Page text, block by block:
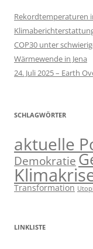
Rekordtemperaturen
COP30 unter
Wärmewende in Jena
24. Juli 2025 – Earth
SCHLAGWÖRTER
aktuelle
Demokratie
Transformation
LINKLISTE